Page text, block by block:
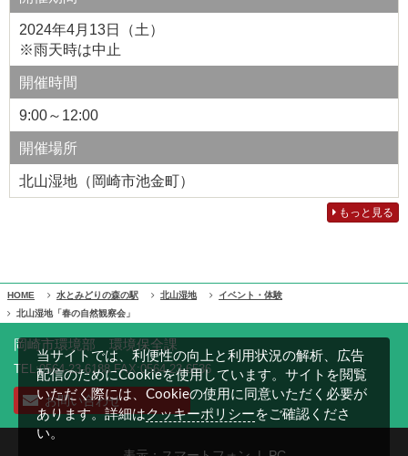
2024年4月13日（土）
※雨天時は中止
開催時間
9:00～12:00
開催場所
北山湿地（岡崎市池金町）
もっと見る
HOME 水とみどりの森の駅 北山湿地
イベント・体験
北山湿地「春の自然観察会」
岡崎市環境部 環境保全課
TEL:0564-23-6188 FAX:0564-23-6536
お問い合わせ
当サイトでは、利便性の向上と利用状況の解析、広告
配信のためにCookieを使用しています。サイトを閲覧
いただく際には、Cookieの使用に同意いただく必要が
あります。詳細はクッキーポリシー をご確認くださ
い。